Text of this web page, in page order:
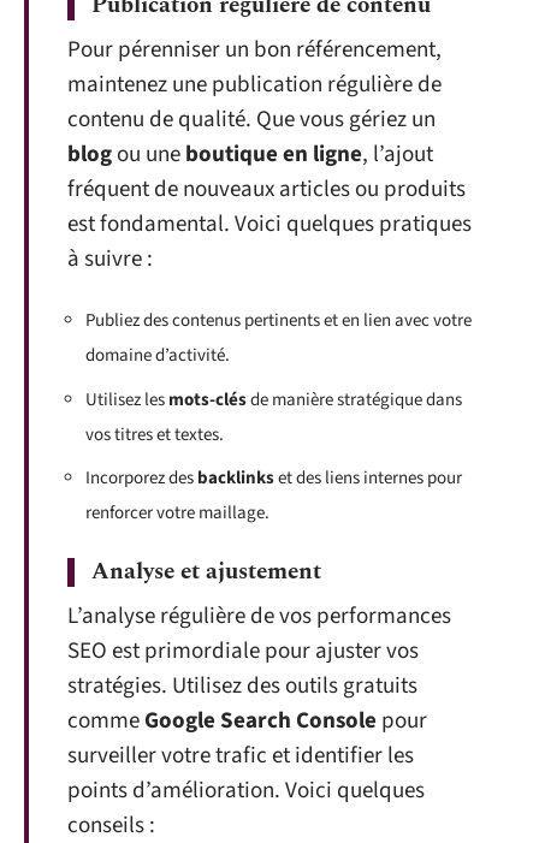
Pour pérenniser un bon référencement,
maintenez une publication régulière de
contenu de qualité. Que vous gériez un
blogou uneboutique en ligne, l’ajout
fréquent de nouveaux articles ou produits
est fondamental. Voici quelques pratiques
à suivre :
Publiez des contenus pertinents et en lien avec votre
domaine d’activité.
Utilisez lesmots-clésde manière stratégique dans
vos titres et textes.
Incorporez desbacklinkset des liens internes pour
renforcer votre maillage.
Analyse et ajustement
L’analyse régulière de vos performances
SEO est primordiale pour ajuster vos
stratégies. Utilisez des outils gratuits
commeGoogle Search Console pour
surveiller votre trafic et identifier les
points d’amélioration. Voici quelques
conseils :